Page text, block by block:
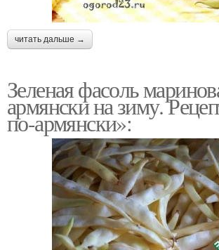
читать дальше →
Зеленая фасоль
армянски на зиму.
по-армянски»: